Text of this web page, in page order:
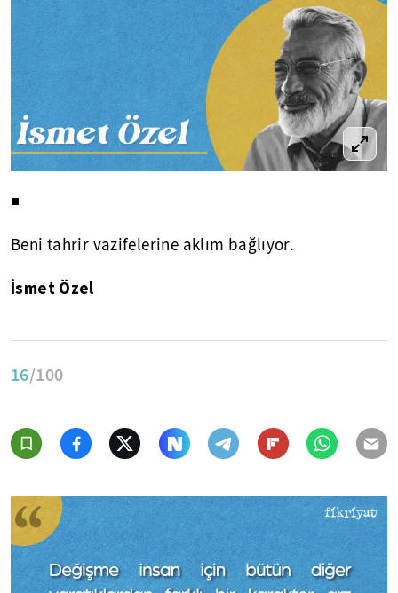
◾
Beni tahrir vazifelerine aklım bağlıyor.
İsmet Özel
16/100